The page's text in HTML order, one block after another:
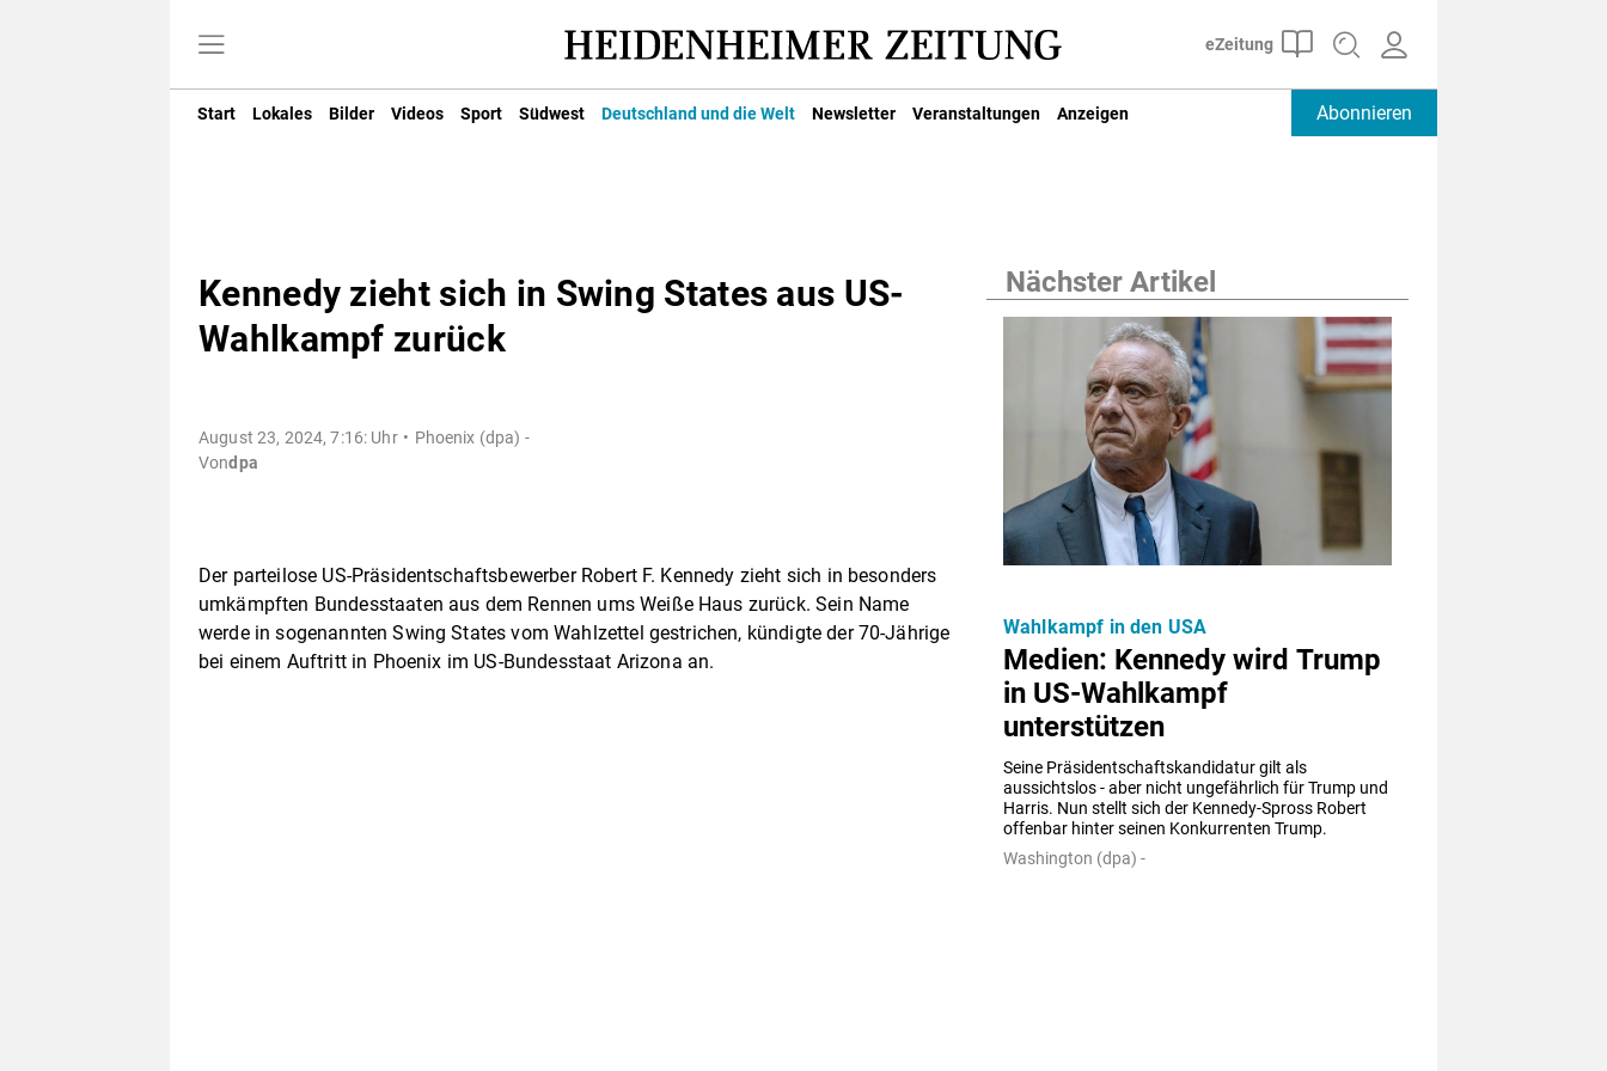
Start Lokales Bilder Videos Sport Südwest Deutschland und die Welt Newsletter Veranstaltungen Anzeigen Abonnieren
Kennedy zieht sich in Swing States aus US-
Wahlkampf zurück
August 23, 2024, 7:16: Uhr
Phoenix (dpa) -
Vondpa
Der parteilose US-Präsidentschaftsbewerber Robert F. Kennedy zieht sich in besonders
umkämpften Bundesstaaten aus dem Rennen ums Weiße Haus zurück. Sein Name
werde in sogenannten Swing States vom Wahlzettel gestrichen, kündigte der 70-Jährige
bei einem Auftritt in Phoenix im US-Bundesstaat Arizona an.
Nächster Artikel
Medien: Kennedy wird Trump
in US-Wahlkampf
unterstützen
Seine Präsidentschaftskandidatur gilt als
aussichtslos - aber nicht ungefährlich für Trump und
Harris. Nun stellt sich der Kennedy-Spross Robert
offenbar hinter seinen Konkurrenten Trump.
Wahlkampf in den USA
Washington (dpa) -